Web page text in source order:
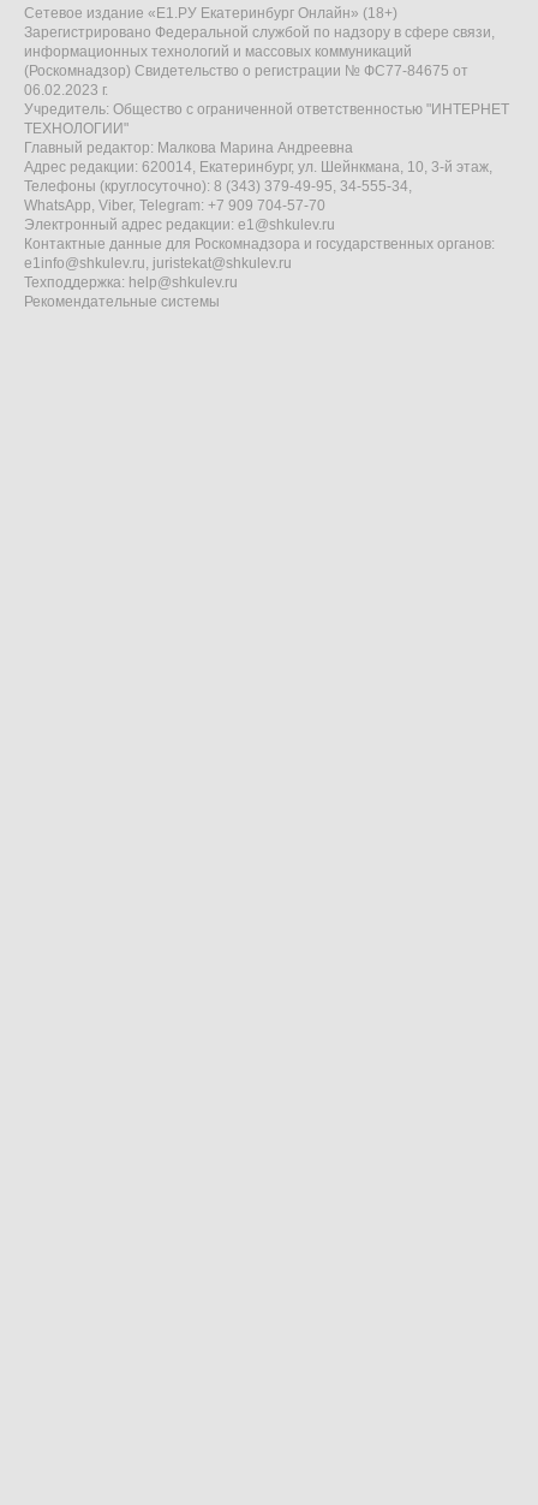
Сетевое издание «Е1.РУ Екатеринбург Онлайн» (18+)
Зарегистрировано Федеральной службой по надзору в сфере связи,
информационных технологий и массовых коммуникаций
(Роскомнадзор) Свидетельство о регистрации № ФС77-84675 от
06.02.2023 г.
Учредитель: Общество с ограниченной ответственностью "ИНТЕРНЕТ
ТЕХНОЛОГИИ"
Главный редактор: Малкова Марина Андреевна
Адрес редакции: 620014, Екатеринбург, ул. Шейнкмана, 10, 3-й этаж,
Телефоны (круглосуточно): 8 (343) 379-49-95, 34-555-34,
WhatsApp, Viber, Telegram: +7 909 704-57-70
Электронный адрес редакции: e1@shkulev.ru
Контактные данные для Роскомнадзора и государственных органов:
e1info@shkulev.ru, juristekat@shkulev.ru
Техподдержка: help@shkulev.ru
Рекомендательные системы